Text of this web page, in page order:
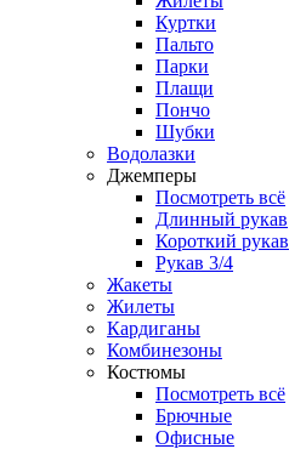
Куртки
Пальто
Парки
Плащи
Пончо
Шубки
Водолазки
Джемперы
Посмотреть всё
Длинный рукав
Короткий рукав
Рукав 3/4
Жакеты
Жилеты
Кардиганы
Комбинезоны
Костюмы
Посмотреть всё
Брючные
Офисные